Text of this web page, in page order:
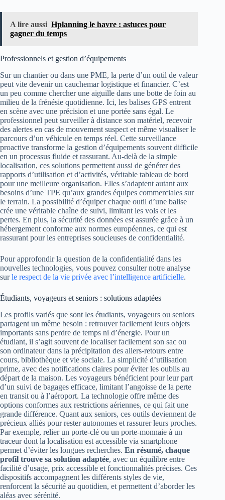
A lire aussi Hplanning le havre : astuces pour
gagner du temps
Professionnels et gestion d’équipements
Sur un chantier ou dans une PME, la perte d’un outil de valeur
peut vite devenir un cauchemar logistique et financier. C’est
un peu comme chercher une aiguille dans une botte de foin au
milieu de la frénésie quotidienne. Ici, les balises GPS entrent
en scène avec une précision et une portée sans égal. Le
professionnel peut surveiller à distance son matériel, recevoir
des alertes en cas de mouvement suspect et même visualiser le
parcours d’un véhicule en temps réel. Cette surveillance
proactive transforme la gestion d’équipements souvent difficile
en un processus fluide et rassurant. Au-delà de la simple
localisation, ces solutions permettent aussi de générer des
rapports d’utilisation et d’activités, véritable tableau de bord
pour une meilleure organisation. Elles s’adaptent autant aux
besoins d’une TPE qu’aux grandes équipes commerciales sur
le terrain. La possibilité d’équiper chaque outil d’une balise
crée une véritable chaîne de suivi, limitant les vols et les
pertes. En plus, la sécurité des données est assurée grâce à un
hébergement conforme aux normes européennes, ce qui est
rassurant pour les entreprises soucieuses de confidentialité.
Pour approfondir la question de la confidentialité dans les
nouvelles technologies, vous pouvez consulter notre analyse
surle respect de la vie privée avec l’intelligence artificielle.
Étudiants, voyageurs et seniors : solutions adaptées
Les profils variés que sont les étudiants, voyageurs ou seniors
partagent un même besoin : retrouver facilement leurs objets
importants sans perdre de temps ni d’énergie. Pour un
étudiant, il s’agit souvent de localiser facilement son sac ou
son ordinateur dans la précipitation des allers-retours entre
cours, bibliothèque et vie sociale. La simplicité d’utilisation
prime, avec des notifications claires pour éviter les oublis au
départ de la maison. Les voyageurs bénéficient pour leur part
d’un suivi de bagages efficace, limitant l’angoisse de la perte
en transit ou à l’aéroport. La technologie offre même des
options conformes aux restrictions aériennes, ce qui fait une
grande différence. Quant aux seniors, ces outils deviennent de
précieux alliés pour rester autonomes et rassurer leurs proches.
Par exemple, relier un porte-clé ou un porte-monnaie à un
traceur dont la localisation est accessible via smartphone
permet d’éviter les longues recherches. En résumé, chaque
profil trouve sa solution adaptée, avec un équilibre entre
facilité d’usage, prix accessible et fonctionnalités précises. Ces
dispositifs accompagnent les différents styles de vie,
renforcent la sécurité au quotidien, et permettent d’aborder les
aléas avec sérénité.